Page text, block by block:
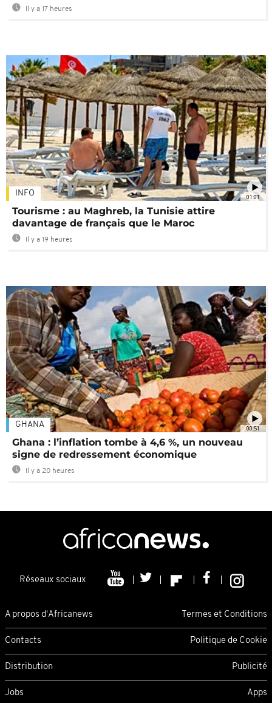
Il y a 17 heures
01:01
INFO
Tourisme : au Maghreb, la Tunisie attire
davantage de français que le Maroc
Il y a 19 heures
00:51
GHANA
Ghana : l’inflation tombe à 4,6 %, un nouveau
signe de redressement économique
Il y a 20 heures
Réseaux sociaux
A propos d'Africanews Termes et Conditions
Contacts Politique de Cookie
Distribution Publicité
Jobs Apps